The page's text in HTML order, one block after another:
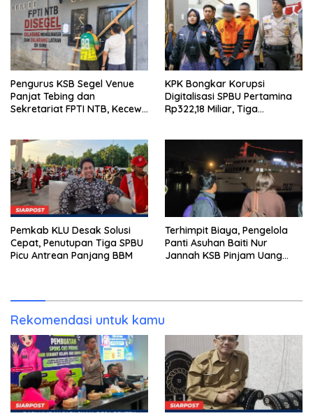
Pengurus KSB Segel Venue
Panjat Tebing dan
Sekretariat FPTI NTB, Kecewa
KPK Bongkar Korupsi
Digitalisasi SPBU Pertamina
Rp322,18 Miliar, Tiga
Pemkab KLU Desak Solusi
Cepat, Penutupan Tiga SPBU
Picu Antrean Panjang BBM
Terhimpit Biaya, Pengelola
Panti Asuhan Baiti Nur
Jannah KSB Pinjam Uang
Rekomendasi untuk kamu